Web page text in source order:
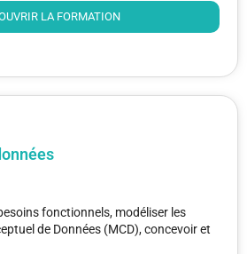
LA FORMATION
fonctionnels, modéliser les
de Données (MCD), concevoir et